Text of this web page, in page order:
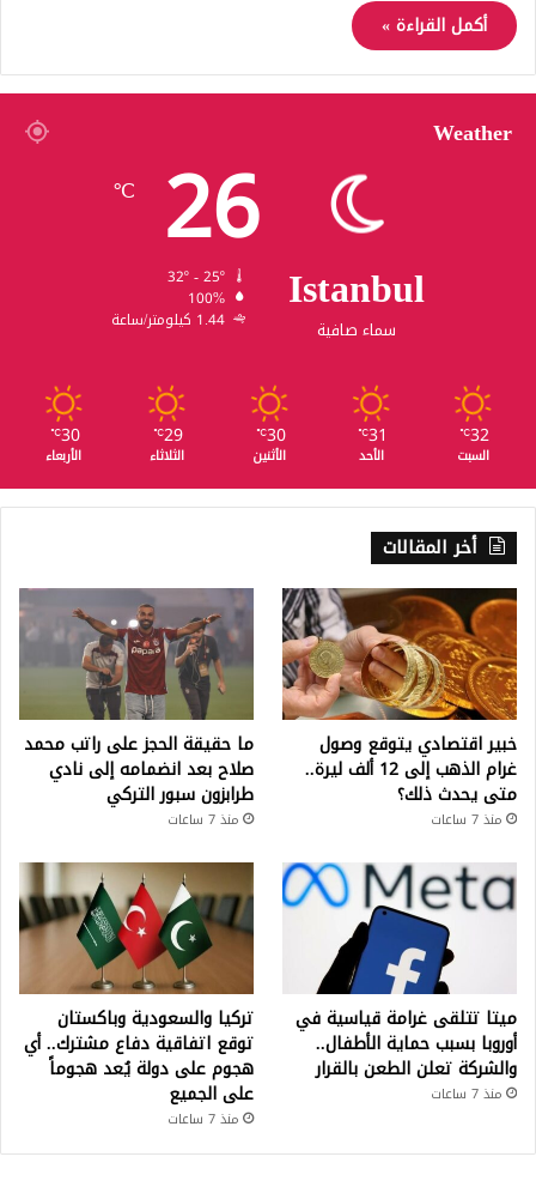
أكمل القراءة »
Weather
Istanbul
سماء صافية
26
℃
100%
1.44 كيلومتر/ساعة
32
℃
السبت
31
℃
الأحد
30
℃
الأثنين
29
℃
الثلاثاء
30
℃
الأربعاء
أخر المقالات
خبير اقتصادي يتوقع وصول
غرام الذهب إلى 12 ألف ليرة..
متى يحدث ذلك؟
منذ 7 ساعات
ما حقيقة الحجز على راتب محمد
صلاح بعد انضمامه إلى نادي
طرابزون سبور التركي
منذ 7 ساعات
ميتا تتلقى غرامة قياسية في
أوروبا بسبب حماية الأطفال..
والشركة تعلن الطعن بالقرار
منذ 7 ساعات
تركيا والسعودية وباكستان
توقع اتفاقية دفاع مشترك.. أي
هجوم على دولة يُعد هجوماً
على الجميع
منذ 7 ساعات